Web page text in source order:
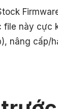
file này cực
nâng cấp/